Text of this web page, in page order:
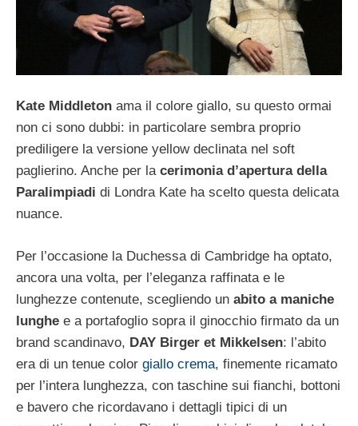
Kate Middleton ama il colore giallo, su questo ormai
non ci sono dubbi: in particolare sembra proprio
prediligere la versione yellow declinata nel soft
paglierino. Anche per la cerimonia d’apertura della
Paralimpiadi di Londra Kate ha scelto questa delicata
nuance.
Per l’occasione la Duchessa di Cambridge ha optato,
ancora una volta, per l’eleganza raffinata e le
lunghezze contenute, scegliendo un abito a maniche
lunghe e a portafoglio sopra il ginocchio firmato da un
brand scandinavo, DAY Birger et Mikkelsen: l’abito
era di un tenue color giallo crema, finemente ricamato
per l’intera lunghezza, con taschine sui fianchi, bottoni
e bavero che ricordavano i dettagli tipici di un